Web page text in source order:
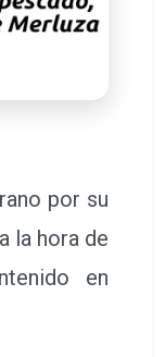
por su
la hora de
en